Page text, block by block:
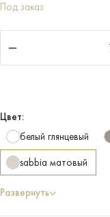
Под заказ
Цвет:
белый глянцевый
sabbia матовый
Развернуть